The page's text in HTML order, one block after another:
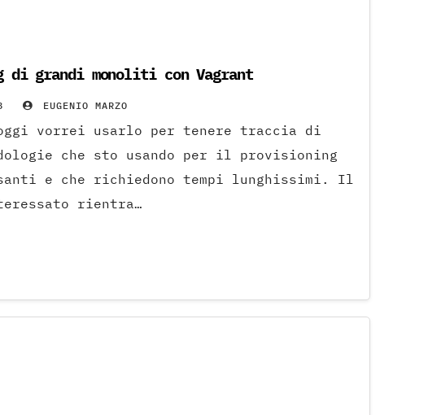
di grandi monoliti con Vagrant
EUGENIO MARZO
vorrei usarlo per tenere traccia di
che sto usando per il provisioning
e che richiedono tempi lunghissimi. Il
rientra…